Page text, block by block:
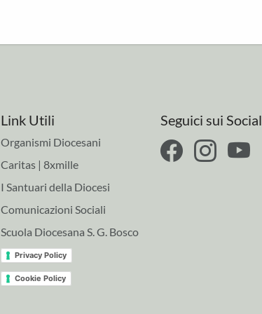
Link Utili
Organismi Diocesani
Caritas | 8xmille
I Santuari della Diocesi
Comunicazioni Sociali
Scuola Diocesana S. G. Bosco
Privacy Policy
Cookie Policy
Seguici sui Social